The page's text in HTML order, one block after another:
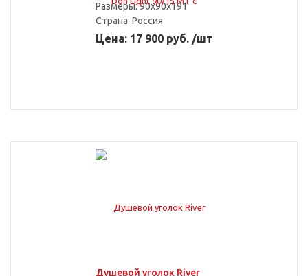
Размеры: 90x90x191
Страна: Россия
Цена: 17 900 руб. /шт
Душевой уголок River